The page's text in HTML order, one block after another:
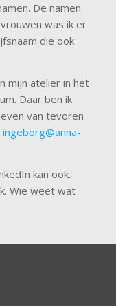
De namen
was ik er
die ook
mijn atelier in het
Daar ben ik
van tevoren
ingeborg@anna-
kan ook.
Wie weet wat